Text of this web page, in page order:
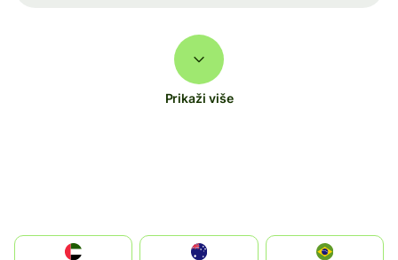
Prikaži više
الإمارات العربية المتحدة